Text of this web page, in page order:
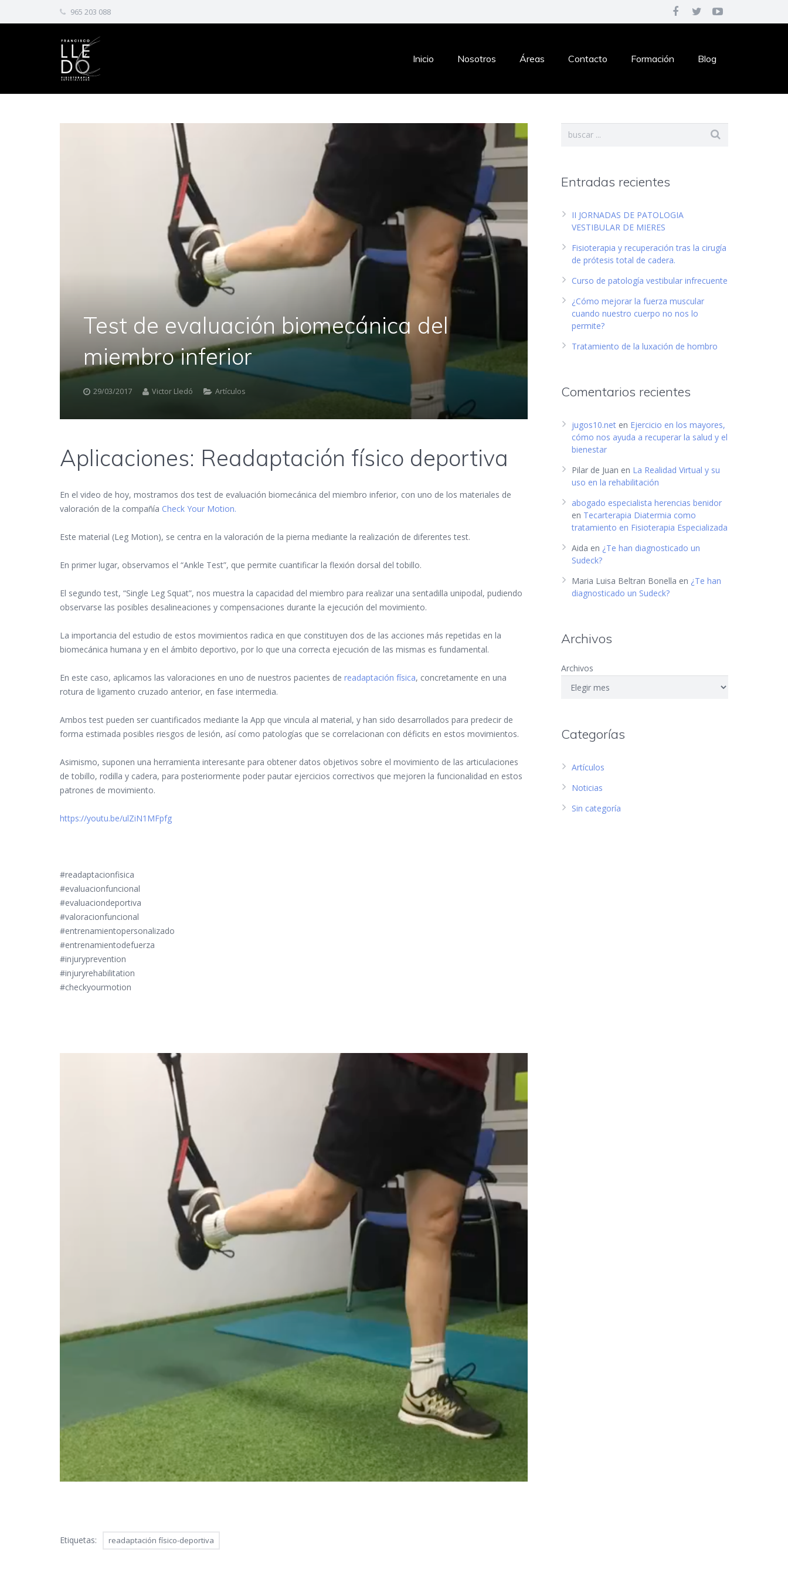
965 203 088
Inicio Nosotros Áreas Contacto Formación Blog
Test de evaluación biomecánica del
miembro inferior
29/03/2017 Victor Lledó Artículos
Aplicaciones: Readaptación físico deportiva
En el video de hoy, mostramos dos test de evaluación biomecánica del miembro inferior, con uno de los materiales de
valoración de la compañía Check Your Motion.
Este material (Leg Motion), se centra en la valoración de la pierna mediante la realización de diferentes test.
En primer lugar, observamos el “Ankle Test”, que permite cuantificar la flexión dorsal del tobillo.
El segundo test, “Single Leg Squat”, nos muestra la capacidad del miembro para realizar una sentadilla unipodal, pudiendo
observarse las posibles desalineaciones y compensaciones durante la ejecución del movimiento.
La importancia del estudio de estos movimientos radica en que constituyen dos de las acciones más repetidas en la
biomecánica humana y en el ámbito deportivo, por lo que una correcta ejecución de las mismas es fundamental.
En este caso, aplicamos las valoraciones en uno de nuestros pacientes de readaptación física, concretamente en una
rotura de ligamento cruzado anterior, en fase intermedia.
Ambos test pueden ser cuantificados mediante la App que vincula al material, y han sido desarrollados para predecir de
forma estimada posibles riesgos de lesión, así como patologías que se correlacionan con déficits en estos movimientos.
Asimismo, suponen una herramienta interesante para obtener datos objetivos sobre el movimiento de las articulaciones
de tobillo, rodilla y cadera, para posteriormente poder pautar ejercicios correctivos que mejoren la funcionalidad en estos
patrones de movimiento.
https://youtu.be/ulZiN1MFpfg
#readaptacionfisica
#evaluacionfuncional
#evaluaciondeportiva
#valoracionfuncional
#entrenamientopersonalizado
#entrenamientodefuerza
#injuryprevention
#injuryrehabilitation
#checkyourmotion
Etiquetas: readaptación físico-deportiva
Entradas recientes
II JORNADAS DE PATOLOGIA
VESTIBULAR DE MIERES
Fisioterapia y recuperación tras la cirugía
de prótesis total de cadera.
Curso de patología vestibular infrecuente
¿Cómo mejorar la fuerza muscular
cuando nuestro cuerpo no nos lo
permite?
Tratamiento de la luxación de hombro
Comentarios recientes
jugos10.net en Ejercicio en los mayores,
cómo nos ayuda a recuperar la salud y el
bienestar
Pilar de Juan en La Realidad Virtual y su
uso en la rehabilitación
abogado especialista herencias benidor
en Tecarterapia Diatermia como
tratamiento en Fisioterapia Especializada
Aida en ¿Te han diagnosticado un
Sudeck?
Maria Luisa Beltran Bonella en ¿Te han
diagnosticado un Sudeck?
Archivos
Archivos
Categorías
Artículos
Noticias
Sin categoría